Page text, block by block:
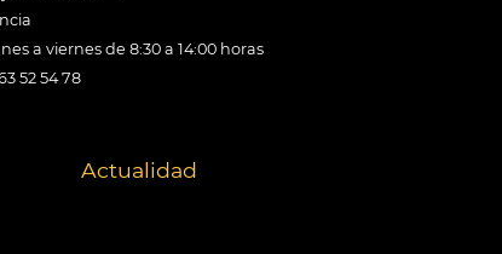
a viernes de 8:30 a 14:00 horas
52 54 78
Actualidad